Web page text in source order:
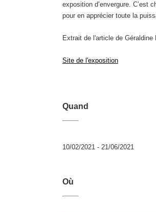
exposition d’envergure. C’est
pour en apprécier toute la
Extrait de l'article de
Site de l'exposition
Quand
10/02/2021 - 21/06/2021
Où